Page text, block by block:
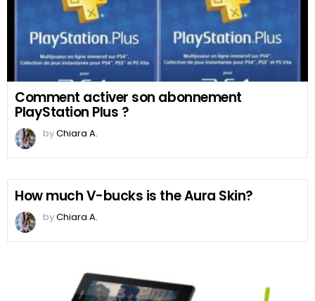
Comment activer son abonnement
PlayStation Plus ?
byChiara A.
How much V-bucks is the Aura Skin?
byChiara A.